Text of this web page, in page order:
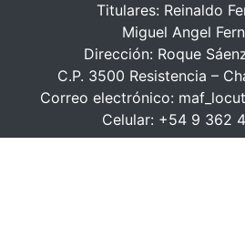
Titulares: Reinaldo
Miguel Angel
Dirección: Roque
C.P. 3500 Resistencia –
Correo electrónico:
Celular: +54 9 362